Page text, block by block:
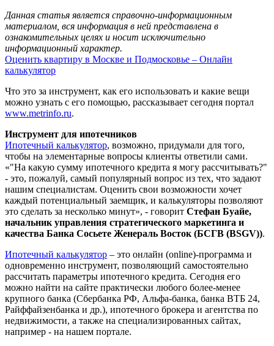
Данная статья является справочно-информационным
материалом, вся информация в ней представлена в
ознакомительных целях и носит исключительно
информационный характер.
Оценить квартиру в Москве и Подмосковье – Онлайн
калькулятор
Что это за инструмент, как его использовать и какие вещи
можно узнать с его помощью, рассказывает сегодня портал
www.metrinfo.ru.
Инструмент для ипотечников
Ипотечный калькулятор, возможно, придумали для того,
чтобы на элементарные вопросы клиенты ответили сами.
«"На какую сумму ипотечного кредита я могу рассчитывать?"
- это, пожалуй, самый популярный вопрос из тех, что задают
нашим специалистам. Оценить свои возможности хочет
каждый потенциальный заемщик, и калькуляторы позволяют
это сделать за несколько минут», - говорит Стефан Буайе,
начальник управления стратегического маркетинга и
качества Банка Сосьете Женераль Восток (БСГВ (BSGV)).
Ипотечный калькулятор – это онлайн (online)-программа и
одновременно инструмент, позволяющий самостоятельно
рассчитать параметры ипотечного кредита. Сегодня его
можно найти на сайте практически любого более-менее
крупного банка (Сбербанка РФ, Альфа-банка, банка ВТБ 24,
Райффайзенбанка и др.), ипотечного брокера и агентства по
недвижимости, а также на специализированных сайтах,
например - на нашем портале.